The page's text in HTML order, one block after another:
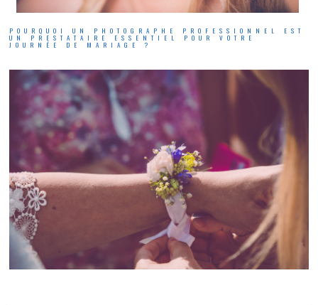
POURQUOI UN PHOTOGRAPHE PROFESSIONNEL EST
UN PRESTATAIRE ESSENTIEL POUR VOTRE
JOURNÉE DE MARIAGE ?